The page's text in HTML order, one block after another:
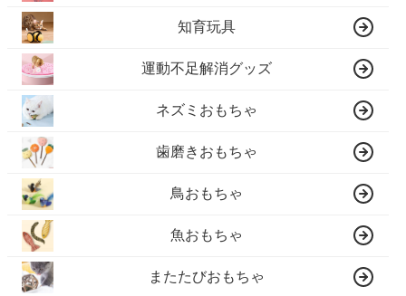
知育玩具
運動不足解消グッズ
ネズミおもちゃ
歯磨きおもちゃ
鳥おもちゃ
魚おもちゃ
またたびおもちゃ